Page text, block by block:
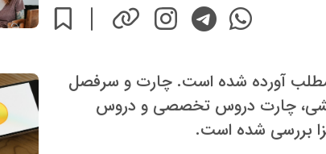
آورده شده است. چارت و سرفصل
چارت دروس تخصصی و دروس
بررسی شده است.